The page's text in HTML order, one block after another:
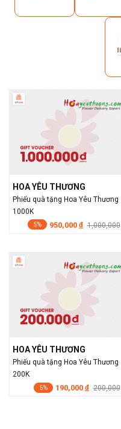
HOA YÊU THƯƠNG
Phiếu quà tặng Hoa Yêu Thương
1000K
5% 950,000 đ 1,000,000
HOA YÊU THƯƠNG
Phiếu quà tặng Hoa Yêu Thương
200K
5% 190,000 đ 200,000